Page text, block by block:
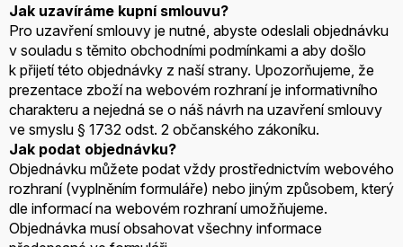
Jak uzavíráme kupní smlouvu?
Pro uzavření smlouvy je nutné, abyste odeslali objednávku
v souladu s těmito obchodními podmínkami a aby došlo
k přijetí této objednávky z naší strany. Upozorňujeme, že
prezentace zboží na webovém rozhraní je informativního
charakteru a nejedná se o náš návrh na uzavření smlouvy
ve smyslu § 1732 odst. 2 občanského zákoníku.
Jak podat objednávku?
Objednávku můžete podat vždy prostřednictvím webového
rozhraní (vyplněním formuláře) nebo jiným způsobem, který
dle informací na webovém rozhraní umožňujeme.
Objednávka musí obsahovat všechny informace